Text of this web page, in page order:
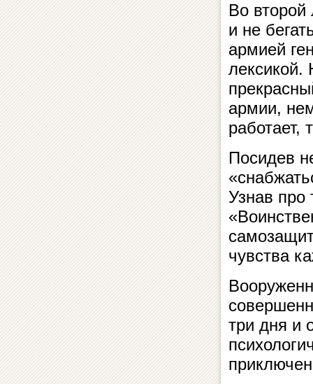
Во
и не
армией
лексикой.
армии,
работает,
Посидев
Узнав про
чувства
три дня и